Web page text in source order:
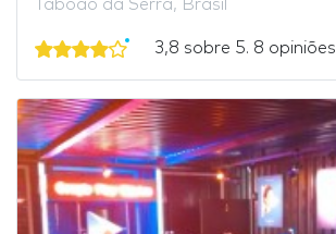
Taboão da Serra, Brasil
3,8 sobre 5. 8 opiniões